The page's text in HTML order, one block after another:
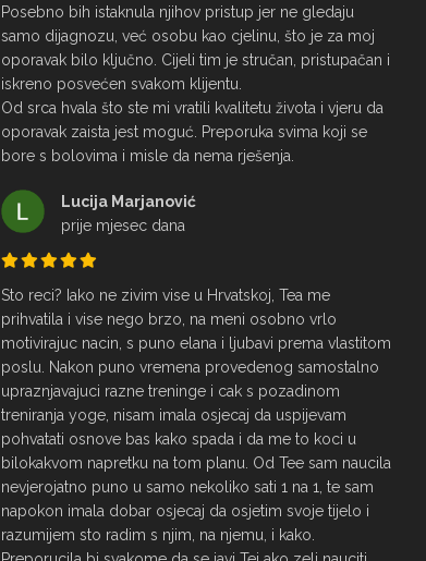
Posebno bih istaknula njihov pristup jer ne gledaju
samo dijagnozu, već osobu kao cjelinu, što je za moj
oporavak bilo ključno. Cijeli tim je stručan, pristupačan i
iskreno posvećen svakom klijentu.
Od srca hvala što ste mi vratili kvalitetu života i vjeru da
oporavak zaista jest moguć. Preporuka svima koji se
bore s bolovima i misle da nema rješenja.
Lucija Marjanović
prije mjesec dana
Sto reci? Iako ne zivim vise u Hrvatskoj, Tea me
prihvatila i vise nego brzo, na meni osobno vrlo
motivirajuc nacin, s puno elana i ljubavi prema vlastitom
poslu. Nakon puno vremena provedenog samostalno
upraznjavajuci razne treninge i cak s pozadinom
treniranja yoge, nisam imala osjecaj da uspijevam
pohvatati osnove bas kako spada i da me to koci u
bilokakvom napretku na tom planu. Od Tee sam naucila
nevjerojatno puno u samo nekoliko sati 1 na 1, te sam
napokon imala dobar osjecaj da osjetim svoje tijelo i
razumijem sto radim s njim, na njemu, i kako.